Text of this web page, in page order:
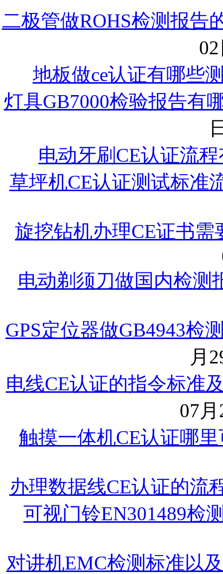
二极管做ROHS检测报告
地板做ce认证有哪些
灯具GB7000检验报告有
电动牙刷CE认证流
草坪机CE认证测试标准
旋挖钻机办理CE证书
电动剃须刀做国内检测
GPS定位器做GB4943检
月
电线CE认证的指令标准
07
触摸一体机CE认证哪
办理数据线CE认证的流
可视门铃EN301489检
对讲机EMC检测标准以